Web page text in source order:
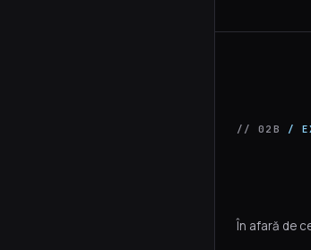
// 02B /
În afară de